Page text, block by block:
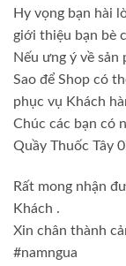
Hy vọng bạn hài
giới thiệu bạn bè
Nếu ưng ý về sản
Sao để Shop có
phục vụ Khách
Chúc các bạn có
Quầy Thuốc Tây
Rất mong nhận
Khách .
Xin chân thành
#namngua